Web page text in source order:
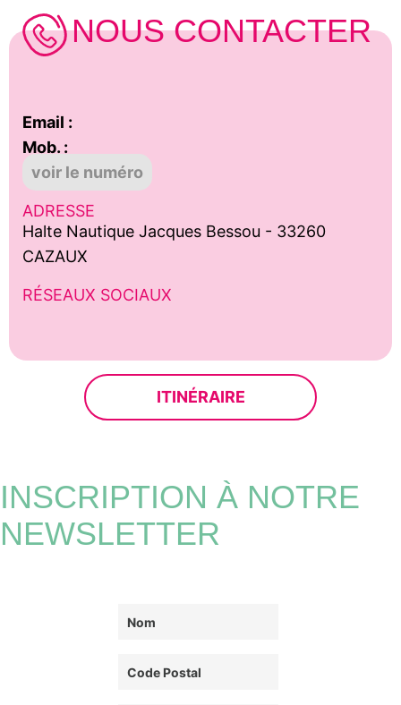
NOUS CONTACTER
Email :
Mob. :
voir le numéro
ADRESSE
Halte Nautique Jacques Bessou - 33260
CAZAUX
RÉSEAUX SOCIAUX
ITINÉRAIRE
INSCRIPTION À NOTRE
NEWSLETTER